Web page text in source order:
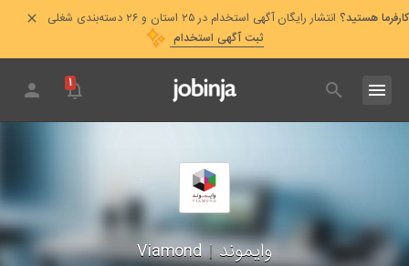
کارفرما هستید؟ انتشار رایگان آگهی استخدام در ۲۵ استان و ۲۶ دسته‌بندی شغلی
ثبت آگهی استخدام
۱
وایموند|
Viamond